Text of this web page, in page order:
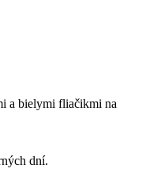
a bielymi fliačikmi na
dní.